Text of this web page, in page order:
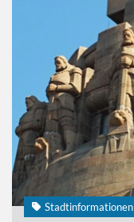
Stadtinformationen